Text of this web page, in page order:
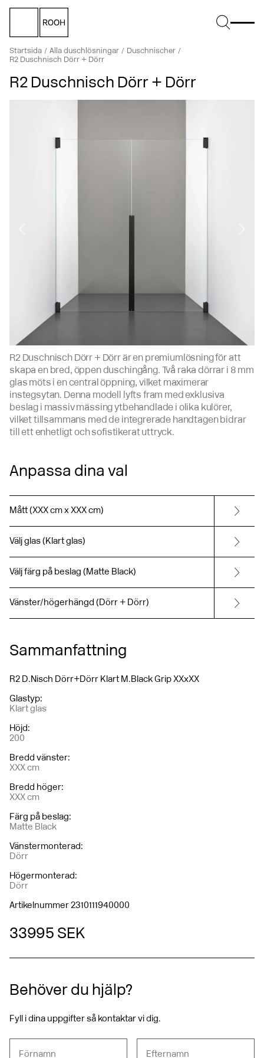
Startsida Alla duschlösningar
Duschnischer
R2 Duschnisch Dörr + Dörr
R2 Duschnisch Dörr + Dörr
R2 Duschnisch Dörr + Dörr är en premiumlösning för att
skapa en bred, öppen duschingång. Två raka dörrar i 8 mm
glas möts i en central öppning, vilket maximerar
instegsytan. Denna modell lyfts fram med exklusiva
beslag i massiv mässing ytbehandlade i olika kulörer,
vilket tillsammans med de integrerade handtagen bidrar
till ett enhetligt och sofistikerat uttryck.
Anpassa dina val
Mått (XXX cm x XXX cm)
Välj glas (Klart glas)
Välj färg på beslag (Matte Black)
Vänster/högerhängd (Dörr + Dörr)
Sammanfattning
R2 D.Nisch Dörr+Dörr Klart M.Black Grip XXxXX
Glastyp:
Klart glas
Höjd:
200
Bredd vänster:
XXX cm
Bredd höger:
XXX cm
Färg på beslag:
Matte Black
Vänstermonterad:
Dörr
Högermonterad:
Dörr
Artikelnummer 2310111940000
33 995 SEK
Behöver du hjälp?
Fyll i dina uppgifter så kontaktar vi dig.